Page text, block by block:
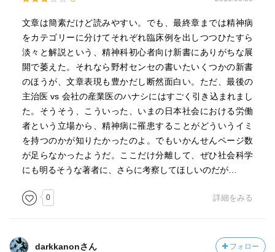
文章は簡素だけど読みやすい。でも、最終章までは精神病
をカテゴリーに分けてそれぞれ臨床例を出しつつひたすら
淡々と解説という、精神科初心者向け新書にありがちな展
開で萎えた。それなら野村センセの書いたいくつかの新書
のほうが、文章表現も豊かだし断然面白い。ただ、最後の
主治医 vs 会社の産業医のハナシにはすごく引き込まれまし
た。そうそう、こういった、いまの日本社会における労働
者という立場から、精神病に罹患することがどういうイミ
を持つのかが知りたかったのよ。でもいかんせんページ数
が足らなかったようだ。ここだけ分離して、ぜひ社会科学
にも明るそうな著者に、さらに考察してほしいのだが…
0 詳細をみる
darkkanonさん フォロー